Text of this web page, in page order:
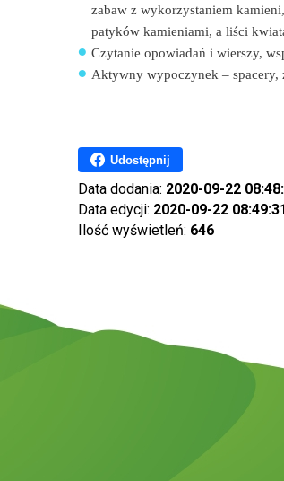
zabaw z wykorzystaniem
patyków kamieniami, a liści
Czytanie opowiadań i wierszy,
Aktywny wypoczynek – spacery,
Udostępnij
Data dodania: 2020-09-22
Data edycji: 2020-09-22
Ilość wyświetleń: 646